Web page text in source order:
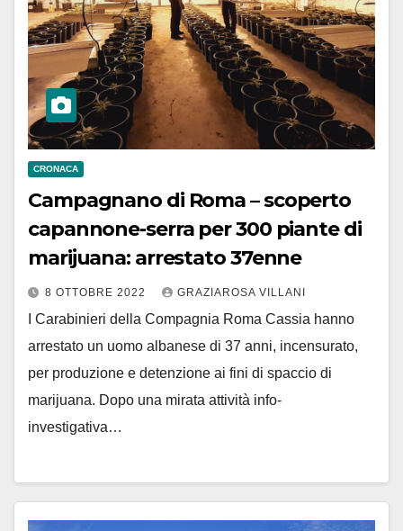
CRONACA
Campagnano di Roma – scoperto
capannone-serra per 300 piante di
marijuana: arrestato 37enne
8 OTTOBRE 2022 GRAZIAROSA VILLANI
I Carabinieri della Compagnia Roma Cassia hanno
arrestato un uomo albanese di 37 anni, incensurato,
per produzione e detenzione ai fini di spaccio di
marijuana. Dopo una mirata attività info-
investigativa…